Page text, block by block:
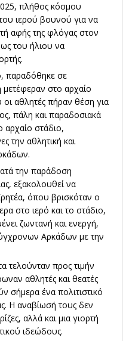
πλήθος κόσμου
ιερού βουνού για να
αφής της φλόγας στον
του ήλιου να
παραδόθηκε σε
στο αρχαίο
αθλητές πήραν θέση για
πάλη και παραδοσιακά
στάδιο,
την αθλητική και
την παράδοση
εξακολουθεί να
όπου βρισκόταν ο
στο ιερό και το στάδιο,
ζωντανή και ενεργή,
Αρκάδων με την
τελούνταν προς τιμήν
αθλητές και θεατές
σήμερα ένα πολιτιστικό
Η αναβίωσή τους δεν
αλλά και μια γιορτή
ιδεώδους.